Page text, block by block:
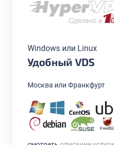
Windows или Linux
Удобный VDS
Москва или Франкфурт